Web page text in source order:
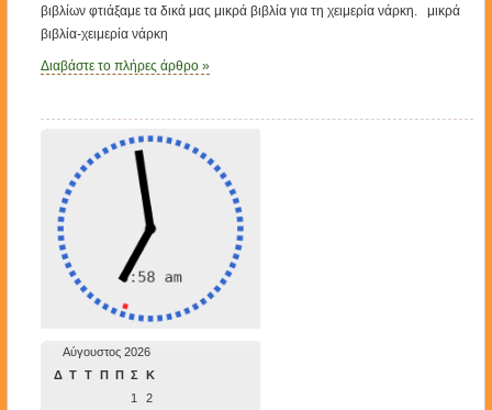
βιβλίων φτιάξαμε τα δικά μας μικρά βιβλία για τη χειμερία νάρκη. μικρά
βιβλία-χειμερία νάρκη
Διαβάστε το πλήρες άρθρο »
Αύγουστος 2026
Δ Τ Τ Π Π Σ
Κ
1
2